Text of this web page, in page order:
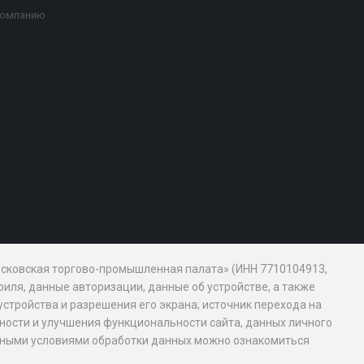
торгово-промышленная палата» (ИНН 7710104913,
данные авторизации, данные об устройстве, а также
и разрешения его экрана; источник перехода на
и улучшения функциональности сайта, данных личного
условиями обработки данных можно ознакомиться